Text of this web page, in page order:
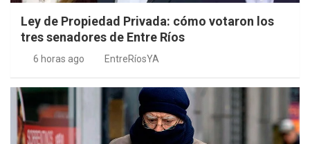
Ley de Propiedad Privada: cómo votaron los
tres senadores de Entre Ríos
6 horas ago EntreRíosYA